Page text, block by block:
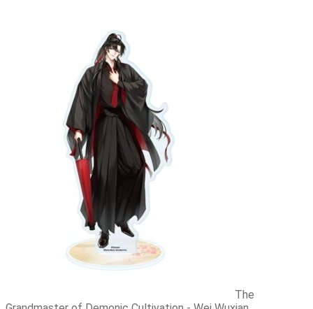
Yaoi
K18 Dvd & Blu-Ray
K18 Figuuri
K18 Manga, Light Novel
K18 Sisustus
K18 Wall scroll
Kortit, suojat, pelialustat
Korttilaatikot
Korttisuojat
Pelialusta
TCG
Lahjakortit
Pehmot
Rakennussarjat
Shikishit
Sisustus, koti
Mukit, lasit
Tarrat, teipit
Myymälä & Showroom
The